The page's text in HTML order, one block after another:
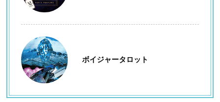
ボイジャータロット